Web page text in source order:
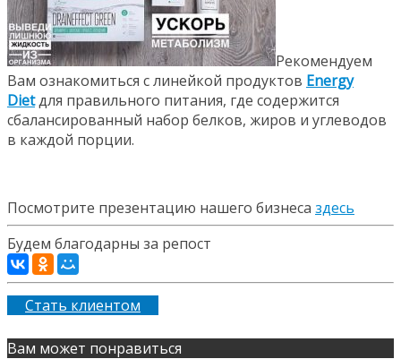
Рекомендуем
Вам ознакомиться с линейкой продуктов Energy
Dietдля правильного питания, где содержится
сбалансированный набор белков, жиров и углеводов
в каждой порции.
Посмотрите презентацию нашего бизнеса здесь
Будем благодарны за репост
Стать клиентом
Вам может понравиться